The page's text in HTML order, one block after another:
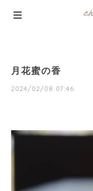
月花蜜の香
2024/02/08 07:46